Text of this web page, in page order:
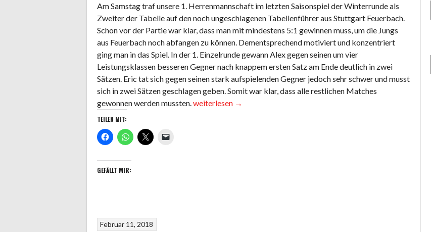
Am Samstag traf unsere 1. Herrenmannschaft im letzten Saisonspiel der Winterrunde als
Zweiter der Tabelle auf den noch ungeschlagenen Tabellenführer aus Stuttgart Feuerbach.
Schon vor der Partie war klar, dass man mit mindestens 5:1 gewinnen muss, um die Jungs
aus Feuerbach noch abfangen zu können. Dementsprechend motiviert und konzentriert
ging man in das Spiel. In der 1. Einzelrunde gewann Alex gegen seinen um vier
Leistungsklassen besseren Gegner nach knappem ersten Satz am Ende deutlich in zwei
Sätzen. Eric tat sich gegen seinen stark aufspielenden Gegner jedoch sehr schwer und musst
sich in zwei Sätzen geschlagen geben. Somit war klar, dass alle restlichen Matches
gewonnen werden mussten. „Herren
weiterlesen →
TEILEN MIT:
GEFÄLLT MIR:
Februar 11, 2018